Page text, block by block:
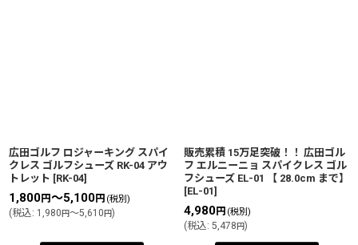
広田ゴルフ ロジャーキング スパイ
クレス ゴルフシューズ RK-04 アウ
トレット [RK-04]
1,800円～5,100円 (税別)
(税込: 1,980 円～5,610 円)
販売累積 15万足突破！！ 広田ゴル
フ エルニーニョ スパイクレス ゴル
フシューズ EL-01 【 28.0cm まで】
[EL-01]
4,980円 (税別)
(税込: 5,478 円)